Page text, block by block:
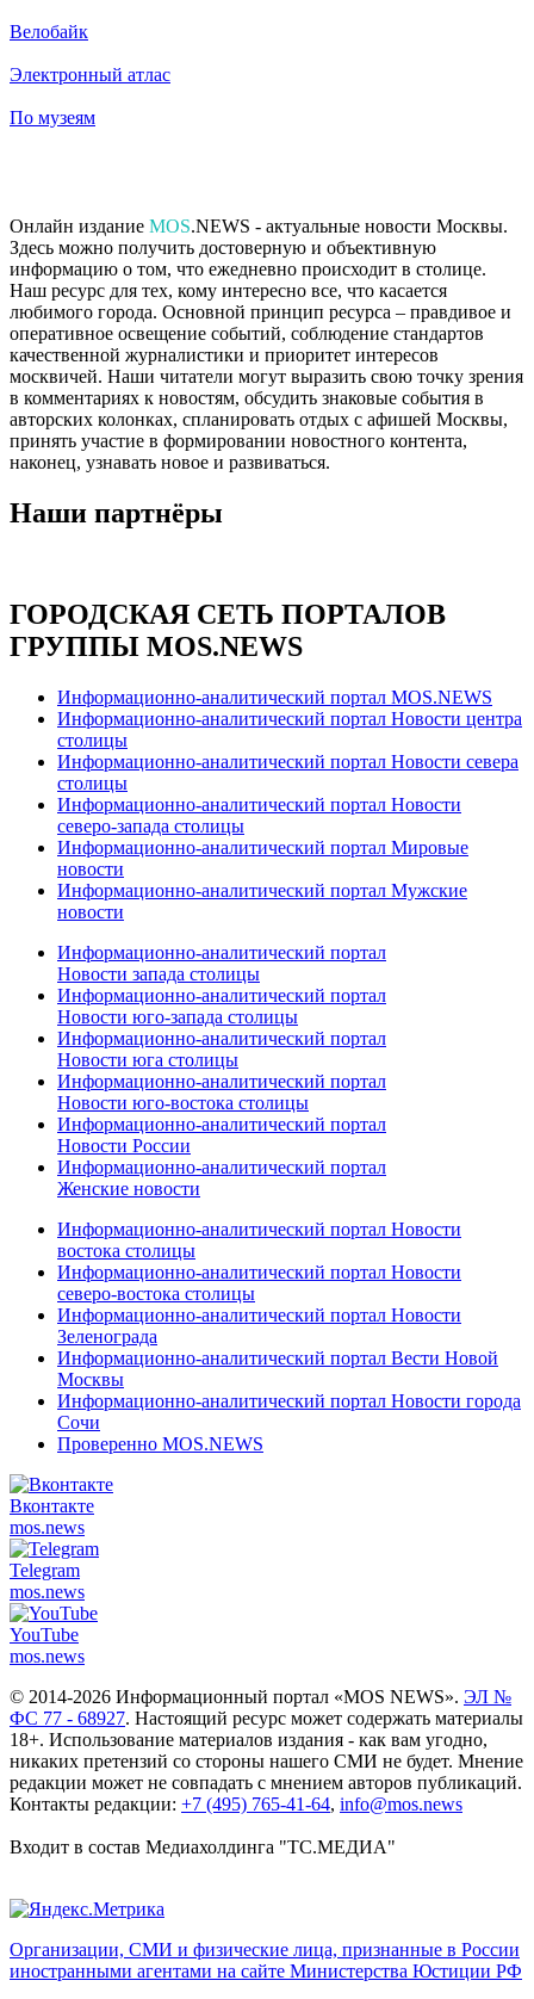
Велобайк
Электронный атлас
По музеям
Онлайн издание MOS.NEWS - актуальные новости Москвы.
Здесь можно получить достоверную и объективную
информацию о том, что ежедневно происходит в столице.
Наш ресурс для тех, кому интересно все, что касается
любимого города. Основной принцип ресурса – правдивое и
оперативное освещение событий, соблюдение стандартов
качественной журналистики и приоритет интересов
москвичей. Наши читатели могут выразить свою точку зрения
в комментариях к новостям, обсудить знаковые события в
авторских колонках, спланировать отдых с афишей Москвы,
принять участие в формировании новостного контента,
наконец, узнавать новое и развиваться.
Наши партнёры
ГОРОДСКАЯ СЕТЬ ПОРТАЛОВ
ГРУППЫ MOS.NEWS
Информационно-аналитический портал MOS.NEWS
Информационно-аналитический портал Новости центра
столицы
Информационно-аналитический портал Новости севера
столицы
Информационно-аналитический портал Новости
северо-запада столицы
Информационно-аналитический портал Мировые
новости
Информационно-аналитический портал Мужские
новости
Информационно-аналитический портал
Новости запада столицы
Информационно-аналитический портал
Новости юго-запада столицы
Информационно-аналитический портал
Новости юга столицы
Информационно-аналитический портал
Новости юго-востока столицы
Информационно-аналитический портал
Новости России
Информационно-аналитический портал
Женские новости
Информационно-аналитический портал Новости
востока столицы
Информационно-аналитический портал Новости
северо-востока столицы
Информационно-аналитический портал Новости
Зеленограда
Информационно-аналитический портал Вести Новой
Москвы
Информационно-аналитический портал Новости города
Сочи
Проверенно MOS.NEWS
Вконтакте
mos.news
Telegram
mos.news
YouTube
mos.news
© 2014-2026 Информационный портал «MOS NEWS». ЭЛ №
ФС 77 - 68927. Настоящий ресурс может содержать материалы
18+. Использование материалов издания - как вам угодно,
никаких претензий со стороны нашего СМИ не будет. Мнение
редакции может не совпадать с мнением авторов публикаций.
Контакты редакции: +7 (495) 765-41-64, info@mos.news
Входит в состав Медиахолдинга "ТС.МЕДИА"
Организации, СМИ и физические лица, признанные в России
иностранными агентами на сайте Министерства Юстиции РФ